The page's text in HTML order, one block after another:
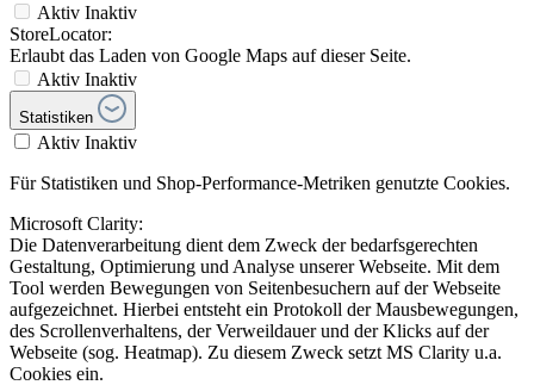
Aktiv Inaktiv
StoreLocator:
Erlaubt das Laden von Google Maps auf dieser Seite.
Aktiv Inaktiv
Statistiken
Aktiv Inaktiv
Für Statistiken und Shop-Performance-Metriken genutzte Cookies.
Microsoft Clarity:
Die Datenverarbeitung dient dem Zweck der bedarfsgerechten
Gestaltung, Optimierung und Analyse unserer Webseite. Mit dem
Tool werden Bewegungen von Seitenbesuchern auf der Webseite
aufgezeichnet. Hierbei entsteht ein Protokoll der Mausbewegungen,
des Scrollenverhaltens, der Verweildauer und der Klicks auf der
Webseite (sog. Heatmap). Zu diesem Zweck setzt MS Clarity u.a.
Cookies ein.